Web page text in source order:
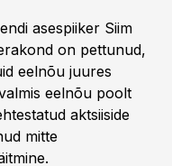
asespiiker Siim
on pettunud,
eelnõu juures
eelnõu poolt
aktsiiside
mitte